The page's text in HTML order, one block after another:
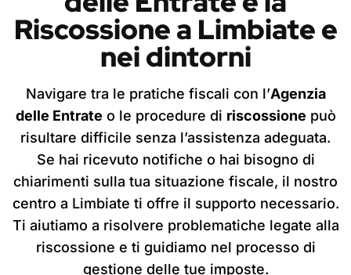
Riscossionea Limbiatee
nei dintorni
Navigare tra le pratiche fiscali con l’Agenzia
delle Entrate o le procedure di riscossione può
risultare difficile senza l’assistenza adeguata.
Se hai ricevuto notifiche o hai bisogno di
chiarimenti sulla tua situazione fiscale, il nostro
centro a Limbiate ti offre il supporto necessario.
Ti aiutiamo a risolvere problematiche legate alla
riscossione e ti guidiamo nel processo di
gestione delle tue imposte.